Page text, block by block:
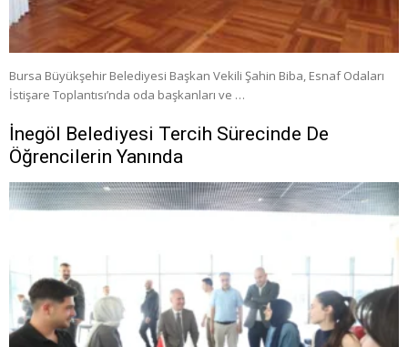
Bursa Büyükşehir Belediyesi Başkan Vekili Şahin Biba, Esnaf Odaları
İstişare Toplantısı’nda oda başkanları ve …
İnegöl Belediyesi Tercih Sürecinde De
Öğrencilerin Yanında